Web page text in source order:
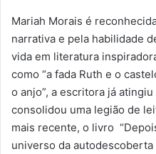
Mariah Morais é
narrativa e pela habilidade
vida em literatura
como “a fada Ruth e o
o anjo”, a escritora já
consolidou uma legião de
mais recente, o livro
universo da autodescoberta